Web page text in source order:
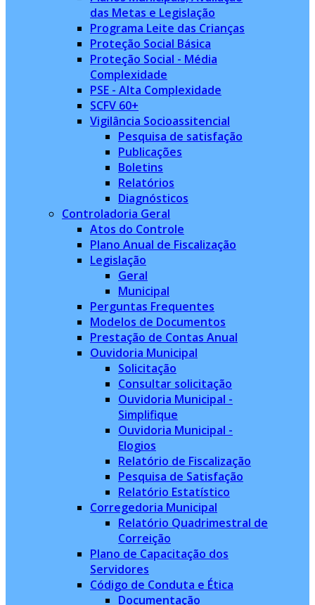
das Metas e Legislação
Programa Leite das Crianças
Proteção Social Básica
Proteção Social - Média
Complexidade
PSE - Alta Complexidade
SCFV 60+
Vigilância Socioassitencial
Pesquisa de satisfação
Publicações
Boletins
Relatórios
Diagnósticos
Controladoria Geral
Atos do Controle
Plano Anual de Fiscalização
Legislação
Geral
Municipal
Perguntas Frequentes
Modelos de Documentos
Prestação de Contas Anual
Ouvidoria Municipal
Solicitação
Consultar solicitação
Ouvidoria Municipal -
Simplifique
Ouvidoria Municipal -
Elogios
Relatório de Fiscalização
Pesquisa de Satisfação
Relatório Estatístico
Corregedoria Municipal
Relatório Quadrimestral de
Correição
Plano de Capacitação dos
Servidores
Código de Conduta e Ética
Documentação